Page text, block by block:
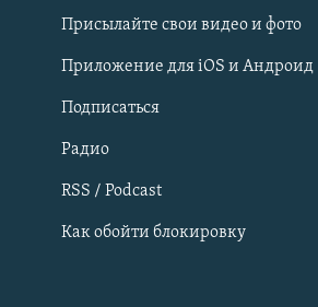
Українською
Qırımtatar
ПРИСОЕДИНЯЙТЕСЬ!
Присылайте свои видео и фото
Приложение для iOS и Андроид
Подписаться
Радио
RSS / Podcast
Как обойти блокировку